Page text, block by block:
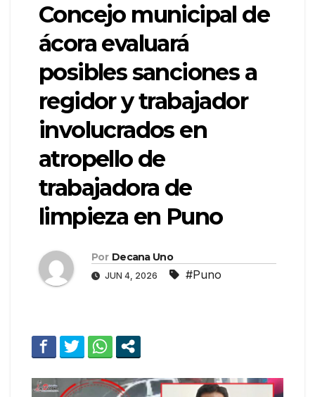
Concejo municipal de
ácora evaluará
posibles sanciones a
regidor y trabajador
involucrados en
atropello de
trabajadora de
limpieza en Puno
Por Decana Uno
JUN 4, 2026 #Puno